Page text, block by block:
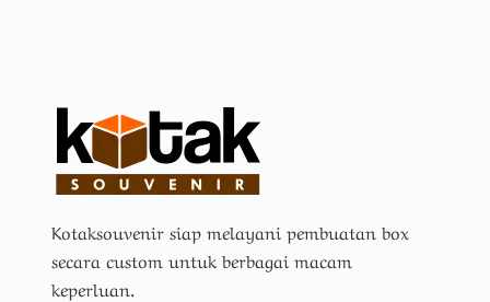
Kotaksouvenir siap melayani pembuatan box
secara custom untuk berbagai macam
keperluan.